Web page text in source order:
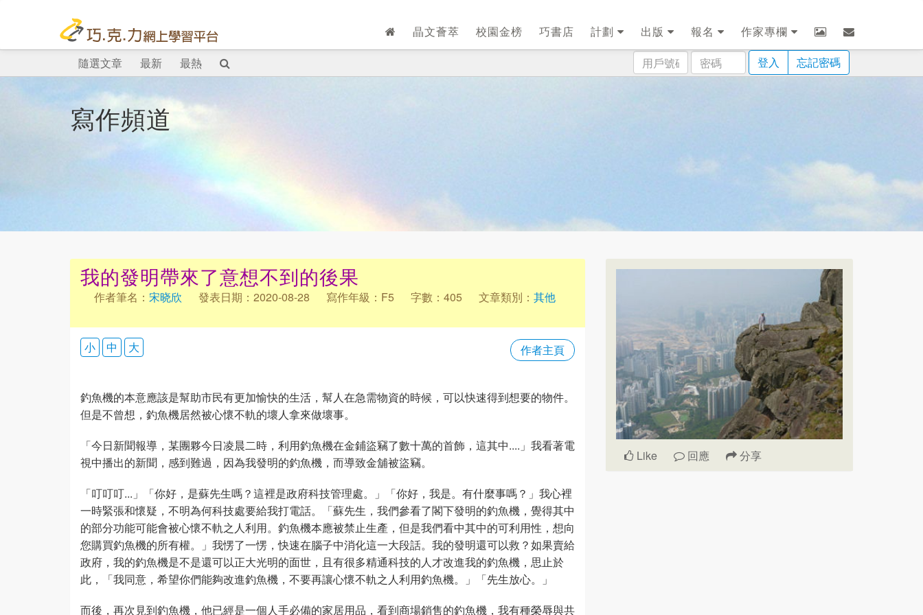
晶文薈萃 校園金榜 巧書店 計劃 出版 報名
作家專欄
用
戶
密
碼
登入 忘記密碼
隨選文章 最新 最熱
寫作頻道
我的發明帶來了意想不到的後果
作者筆名： 宋晓欣 發表日期：2020-08-28 寫作年級：F5 字數：405 文章類別： 其他
作者主頁
小 中 大
釣魚機的本意應該是幫助市民有更加愉快的生活，幫人在急需物資的時候，可以快速得到想要的物件。
但是不曾想，釣魚機居然被心懷不軌的壞人拿來做壞事。
「今日新聞報導，某團夥今日凌晨二時，利用釣魚機在金鋪盜竊了數十萬的首飾，這其中....」我看著電
視中播出的新聞，感到難過，因為我發明的釣魚機，而導致金舖被盜竊。
「叮叮叮...」「你好，是蘇先生嗎？這裡是政府科技管理處。」「你好，我是。有什麼事嗎？」我心裡
一時緊張和懷疑，不明為何科技處要給我打電話。「蘇先生，我們參看了閣下發明的釣魚機，覺得其中
的部分功能可能會被心懷不軌之人利用。釣魚機本應被禁止生產，但是我們看中其中的可利用性，想向
您購買釣魚機的所有權。」我愣了一愣，快速在腦子中消化這一大段話。我的發明還可以救？如果賣給
政府，我的釣魚機是不是還可以正大光明的面世，且有很多精通科技的人才改進我的釣魚機，思止於
此，「我同意，希望你們能夠改進釣魚機，不要再讓心懷不軌之人利用釣魚機。」「先生放心。」
而後，再次見到釣魚機，他已經是一個人手必備的家居用品，看到商場銷售的釣魚機，我有種榮辱與共
Like 回應 分享